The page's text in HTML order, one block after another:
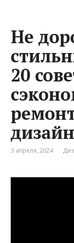
Не
20
3 апреля, 2024